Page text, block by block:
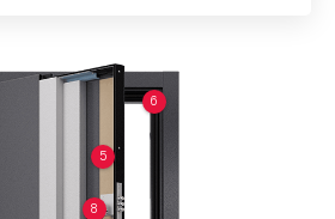
5
6
8